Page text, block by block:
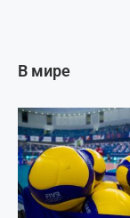
В мире